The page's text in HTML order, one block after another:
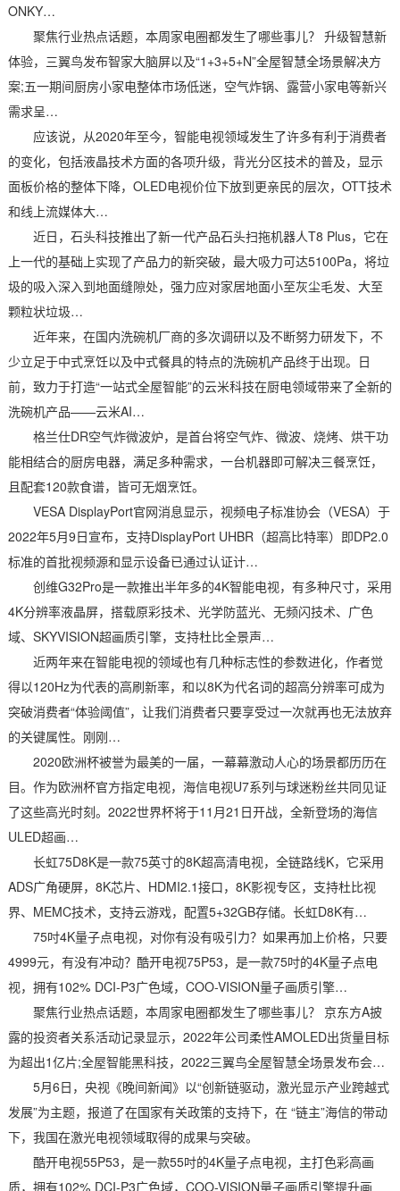
ONKY…
聚焦行业热点话题，本周家电圈都发生了哪些事儿？ 升级智慧新
体验，三翼鸟发布智家大脑屏以及“1+3+5+N”全屋智慧全场景解决方
案;五一期间厨房小家电整体市场低迷，空气炸锅、露营小家电等新兴
需求呈…
应该说，从2020年至今，智能电视领域发生了许多有利于消费者
的变化，包括液晶技术方面的各项升级，背光分区技术的普及，显示
面板价格的整体下降，OLED电视价位下放到更亲民的层次，OTT技术
和线上流媒体大…
近日，石头科技推出了新一代产品石头扫拖机器人T8 Plus，它在
上一代的基础上实现了产品力的新突破，最大吸力可达5100Pa，将垃
圾的吸入深入到地面缝隙处，强力应对家居地面小至灰尘毛发、大至
颗粒状垃圾…
近年来，在国内洗碗机厂商的多次调研以及不断努力研发下，不
少立足于中式烹饪以及中式餐具的特点的洗碗机产品终于出现。日
前，致力于打造“一站式全屋智能”的云米科技在厨电领域带来了全新的
洗碗机产品——云米AI…
格兰仕DR空气炸微波炉，是首台将空气炸、微波、烧烤、烘干功
能相结合的厨房电器，满足多种需求，一台机器即可解决三餐烹饪，
且配套120款食谱，皆可无烟烹饪。
VESA DisplayPort官网消息显示，视频电子标准协会（VESA）于
2022年5月9日宣布，支持DisplayPort UHBR（超高比特率）即DP2.0
标准的首批视频源和显示设备已通过认证计…
创维G32Pro是一款推出半年多的4K智能电视，有多种尺寸，采用
4K分辨率液晶屏，搭载原彩技术、光学防蓝光、无频闪技术、广色
域、SKYVISION超画质引擎，支持杜比全景声…
近两年来在智能电视的领域也有几种标志性的参数进化，作者觉
得以120Hz为代表的高刷新率，和以8K为代名词的超高分辨率可成为
突破消费者“体验阈值”，让我们消费者只要享受过一次就再也无法放弃
的关键属性。刚刚…
2020欧洲杯被誉为最美的一届，一幕幕激动人心的场景都历历在
目。作为欧洲杯官方指定电视，海信电视U7系列与球迷粉丝共同见证
了这些高光时刻。2022世界杯将于11月21日开战，全新登场的海信
ULED超画…
长虹75D8K是一款75英寸的8K超高清电视，全链路线K，它采用
ADS广角硬屏，8K芯片、HDMI2.1接口，8K影视专区，支持杜比视
界、MEMC技术，支持云游戏，配置5+32GB存储。长虹D8K有…
75吋4K量子点电视，对你有没有吸引力？如果再加上价格，只要
4999元，有没有冲动？酷开电视75P53，是一款75吋的4K量子点电
视，拥有102% DCI-P3广色域，COO-VISION量子画质引擎…
聚焦行业热点话题，本周家电圈都发生了哪些事儿？ 京东方A披
露的投资者关系活动记录显示，2022年公司柔性AMOLED出货量目标
为超出1亿片;全屋智能黑科技，2022三翼鸟全屋智慧全场景发布会…
5月6日，央视《晚间新闻》以“创新链驱动，激光显示产业跨越式
发展”为主题，报道了在国家有关政策的支持下，在 “链主”海信的带动
下，我国在激光电视领域取得的成果与突破。
酷开电视55P53，是一款55吋的4K量子点电视，主打色彩高画
质，拥有102% DCI-P3广色域，COO-VISION量子画质引擎提升画